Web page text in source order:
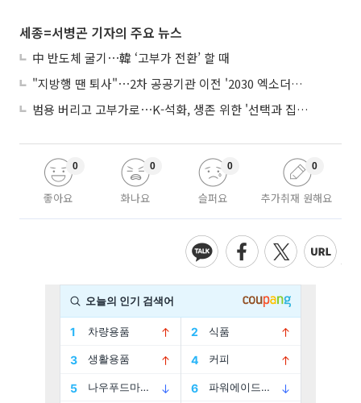
세종=서병곤 기자의 주요 뉴스
中 반도체 굴기⋯韓 ‘고부가 전환’ 할 때
"지방행 땐 퇴사"⋯2차 공공기관 이전 '2030 엑소더스' 뇌관
범용 버리고 고부가로⋯K-석화, 생존 위한 '선택과 집중'
좋아요
0
화나요
0
슬퍼요
0
추가취재 원해요
0